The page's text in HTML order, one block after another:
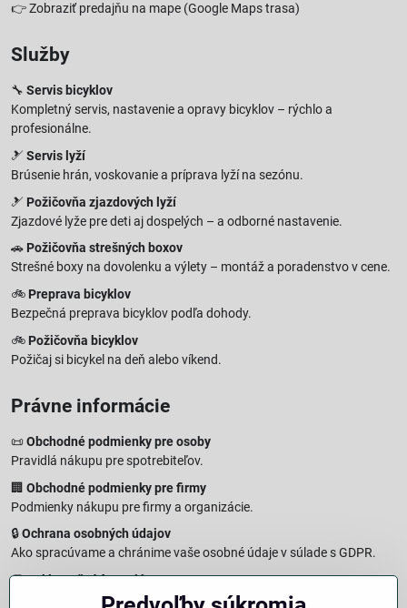
👉Zobraziť predajňu na mape (Google Maps trasa)
Služby
🔧 Servis bicyklov
Kompletný servis, nastavenie a opravy bicyklov – rýchlo a
profesionálne.
🎿 Servis lyží
Brúsenie hrán, voskovanie a príprava lyží na sezónu.
🎿 Požičovňa zjazdových lyží
Zjazdové lyže pre deti aj dospelých – a odborné nastavenie.
🚗 Požičovňa strešných boxov
Strešné boxy na dovolenku a výlety – montáž a poradenstvo v cene.
🚲 Preprava bicyklov
Bezpečná preprava bicyklov podľa dohody.
🚲 Požičovňa bicyklov
Požičaj si bicykel na deň alebo víkend.
Právne informácie
📜 Obchodné podmienky pre osoby
Pravidlá nákupu pre spotrebiteľov.
🏢 Obchodné podmienky pre firmy
Podmienky nákupu pre firmy a organizácie.
🔒Ochrana osobných údajov
Ako spracúvame a chránime vaše osobné údaje v súlade s GDPR.
🧾Reklamačný formulár
Jednoduché podanie reklamácie